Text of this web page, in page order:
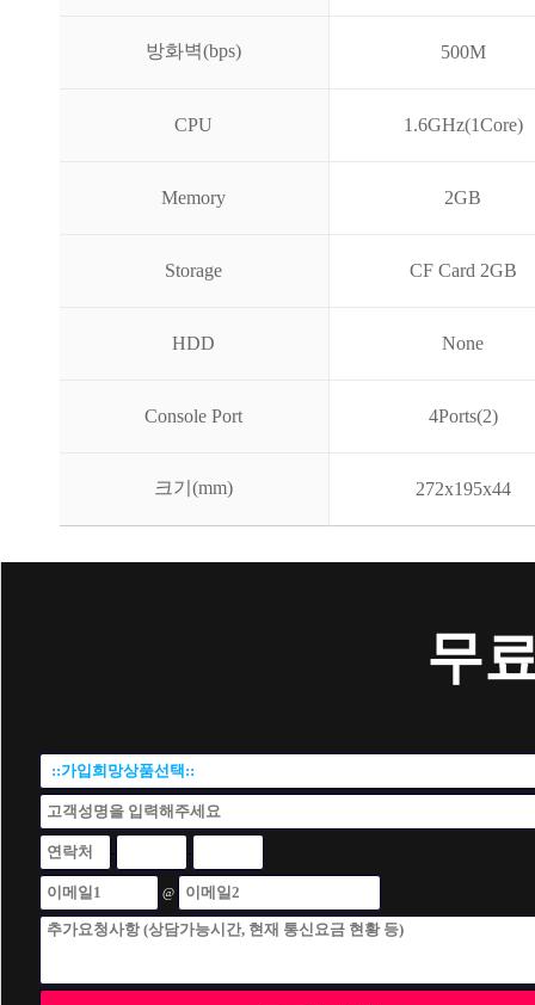
방화벽(bps) 500M
CPU 1.6GHz(1Core)
Memory 2GB
Storage CF Card 2GB
HDD None
Console Port 4Ports(2)
크기(mm) 272x195x44
무